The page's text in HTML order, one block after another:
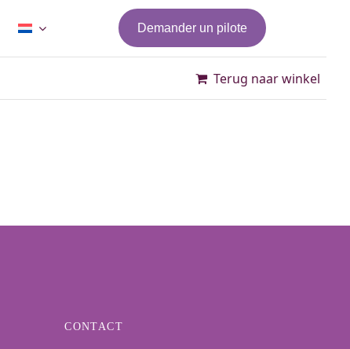
Demander un pilote
Terug naar winkel
CONTACT